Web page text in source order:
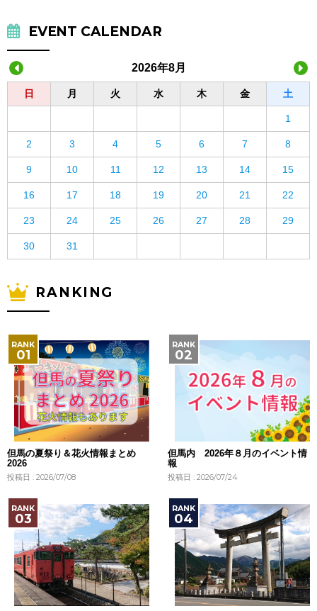
EVENT CALENDAR
2026年8月
日 月 火 水 木 金 土
1
2 3 4 5 6 7 8
9 10 11 12 13 14 15
16 17 18 19 20 21 22
23 24 25 26 27 28 29
30 31
RANKING
但馬の夏祭り＆花火情報まとめ
2026
投稿日 : 2026/07/08
但馬内 2026年８月のイベント情
報
投稿日 : 2026/07/24